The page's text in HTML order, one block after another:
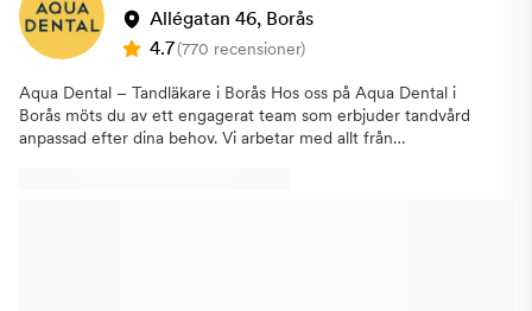
Allégatan 46, Borås
4.7(770 recensioner)
Aqua Dental – Tandläkare i Borås Hos oss på Aqua Dental i
Borås möts du av ett engagerat team som erbjuder tandvård
anpassad efter dina behov. Vi arbetar med allt från